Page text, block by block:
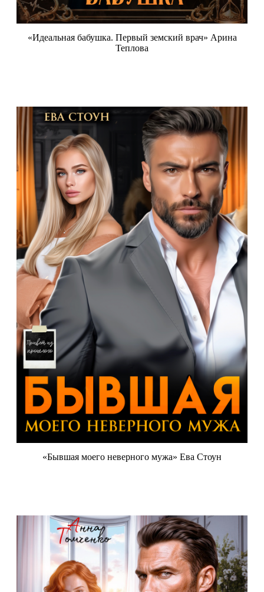
«Идеальная бабушка. Первый земский врач» Арина
Теплова
«Бывшая моего неверного мужа» Ева Стоун